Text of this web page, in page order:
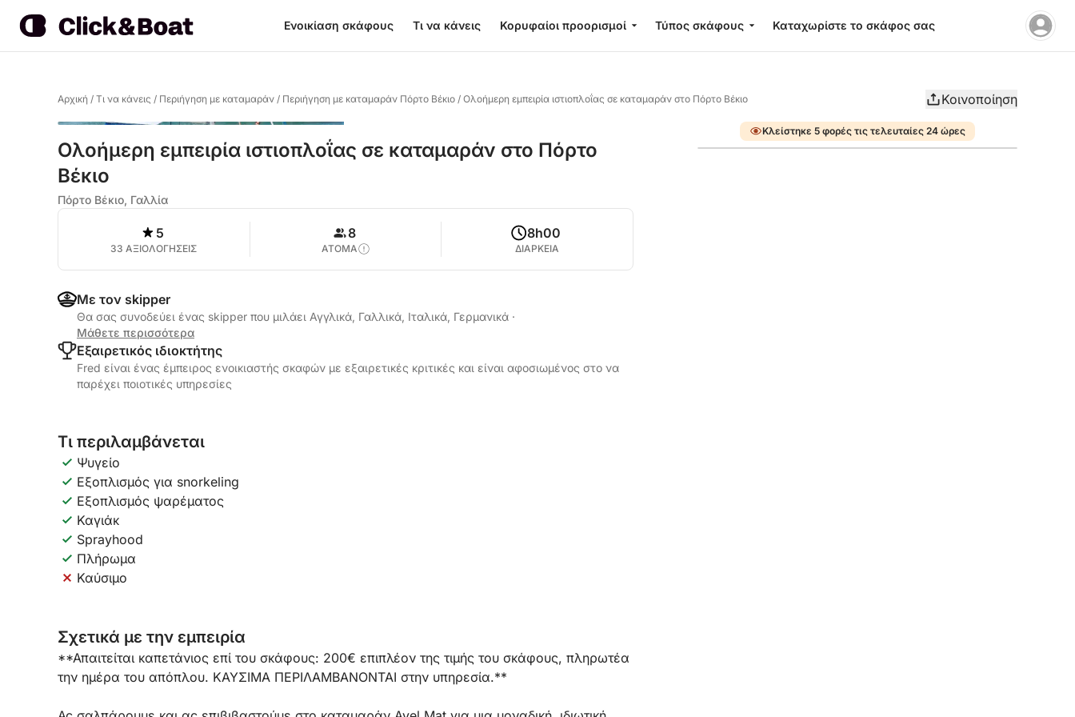
Ενοικίαση σκάφους Τι να κάνεις Κορυφαίοι προορισμοί Τύπος σκάφους Καταχωρίστε το σκάφος σας
Αρχική / Τι να κάνεις / Περιήγηση με καταμαράν / Περιήγηση με καταμαράν Πόρτο Βέκιο / Ολοήμερη εμπειρία ιστιοπλοΐας σε καταμαράν στο Πόρτο Βέκιο Κοινοποίηση
Ολοήμερη εμπειρία ιστιοπλοΐας σε καταμαράν στο Πόρτο
Βέκιο
Πόρτο Βέκιο, Γαλλία
5
33 ΑΞΙΟΛΟΓΗΣΕΙΣ
8
ΑΤΟΜΑ
8h00
ΔΙΑΡΚΕΙΑ
Με τον skipper
Θα σας συνοδεύει ένας skipper που μιλάει Αγγλικά, Γαλλικά, Ιταλικά, Γερμανικά ·
Μάθετε περισσότερα
Εξαιρετικός ιδιοκτήτης
Fred είναι ένας έμπειρος ενοικιαστής σκαφών με εξαιρετικές κριτικές και είναι αφοσιωμένος στο να
παρέχει ποιοτικές υπηρεσίες
Τι περιλαμβάνεται
Ψυγείο
Εξοπλισμός για snorkeling
Εξοπλισμός ψαρέματος
Καγιάκ
Sprayhood
Πλήρωμα
Καύσιμο
Σχετικά με την εμπειρία
**Απαιτείται καπετάνιος επί του σκάφους: 200€ επιπλέον της τιμής του σκάφους, πληρωτέα
την ημέρα του απόπλου. ΚΑΥΣΙΜΑ ΠΕΡΙΛΑΜΒΑΝΟΝΤΑΙ στην υπηρεσία.**
Κλείστηκε 5 φορές τις τελευταίες 24 ώρες